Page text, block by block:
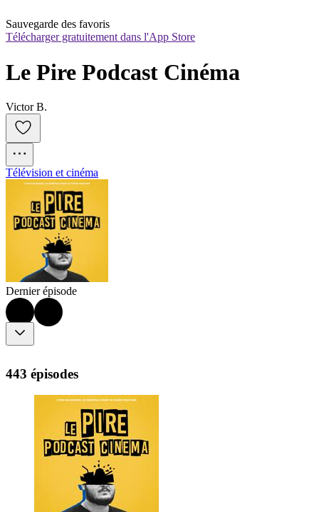
Sauvegarde des favoris
Télécharger gratuitement dans l'App Store
Le Pire Podcast Cinéma
Victor B.
Télévision et cinéma
Dernier épisode
443 épisodes